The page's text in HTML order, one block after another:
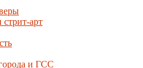
арт
и ГСС